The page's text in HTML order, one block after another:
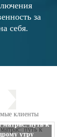
за
себя.
клиенты
путь к
утру